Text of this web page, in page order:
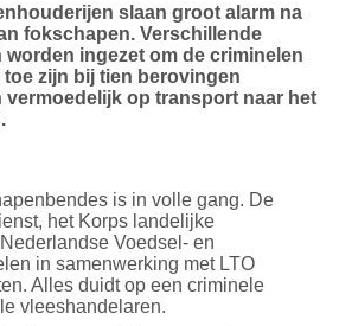
slaan groot alarm na
fokschapen. Verschillende
ingezet om de criminelen
zijn bij tien berovingen
vermoedelijk op transport naar het
is in volle gang. De
het Korps landelijke
Voedsel- en
in samenwerking met LTO
Alles duidt op een criminele
vleeshandelaren.